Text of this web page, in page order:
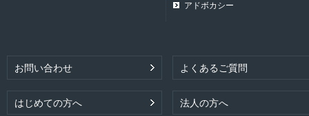
アドボカシー
お問い合わせ よくあるご質問
はじめての方へ 法人の方へ